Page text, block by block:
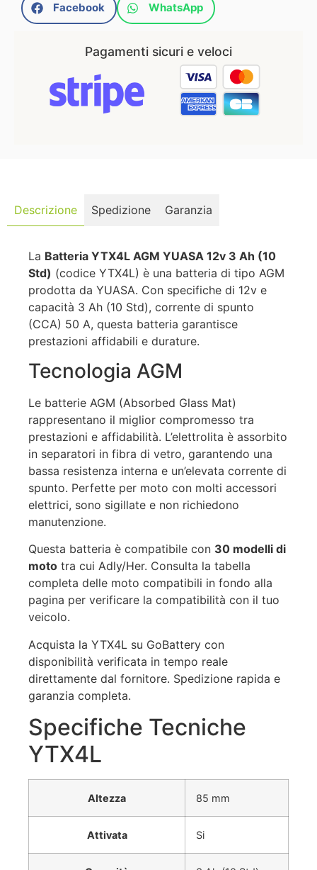
Facebook WhatsApp
Pagamenti sicuri e veloci
Descrizione Spedizione Garanzia
La Batteria YTX4L AGM YUASA 12v 3 Ah (10
Std) (codice YTX4L) è una batteria di tipo AGM
prodotta da YUASA. Con specifiche di 12v e
capacità 3 Ah (10 Std), corrente di spunto
(CCA) 50 A, questa batteria garantisce
prestazioni affidabili e durature.
Tecnologia AGM
Le batterie AGM (Absorbed Glass Mat)
rappresentano il miglior compromesso tra
prestazioni e affidabilità. L’elettrolita è assorbito
in separatori in fibra di vetro, garantendo una
bassa resistenza interna e un’elevata corrente di
spunto. Perfette per moto con molti accessori
elettrici, sono sigillate e non richiedono
manutenzione.
Questa batteria è compatibile con 30 modelli di
moto tra cui Adly/Her. Consulta la tabella
completa delle moto compatibili in fondo alla
pagina per verificare la compatibilità con il tuo
veicolo.
Acquista la YTX4L su GoBattery con
disponibilità verificata in tempo reale
direttamente dal fornitore. Spedizione rapida e
garanzia completa.
Specifiche Tecniche
YTX4L
Altezza 85 mm
Attivata Si